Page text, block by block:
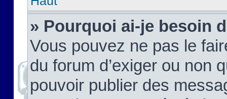
» Pourquoi ai-je besoin
Vous pouvez ne pas le
du forum d’exiger ou non
pouvoir publier des